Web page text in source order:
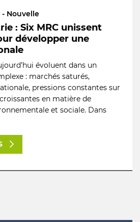
- Nouvelle
: Six MRC unissent
développer une
évoluent dans un
: marchés saturés,
pressions constantes sur
en matière de
et sociale. Dans